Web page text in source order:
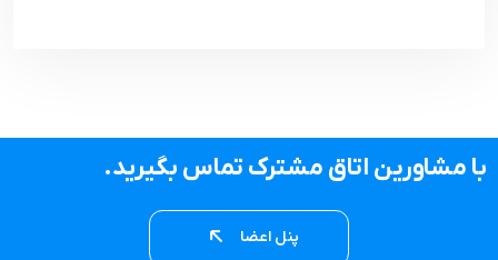
با مشاورین اتاق مشترک تماس بگیرید.
پنل اعضا